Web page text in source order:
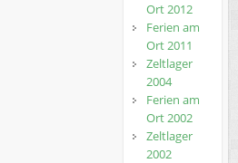
Ort 2012
Ferien am
Ort 2011
Zeltlager
2004
Ferien am
Ort 2002
Zeltlager
2002